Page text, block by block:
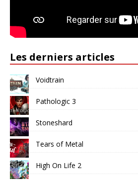
Les derniers articles
Voidtrain
Pathologic 3
Stoneshard
Tears of Metal
High On Life 2